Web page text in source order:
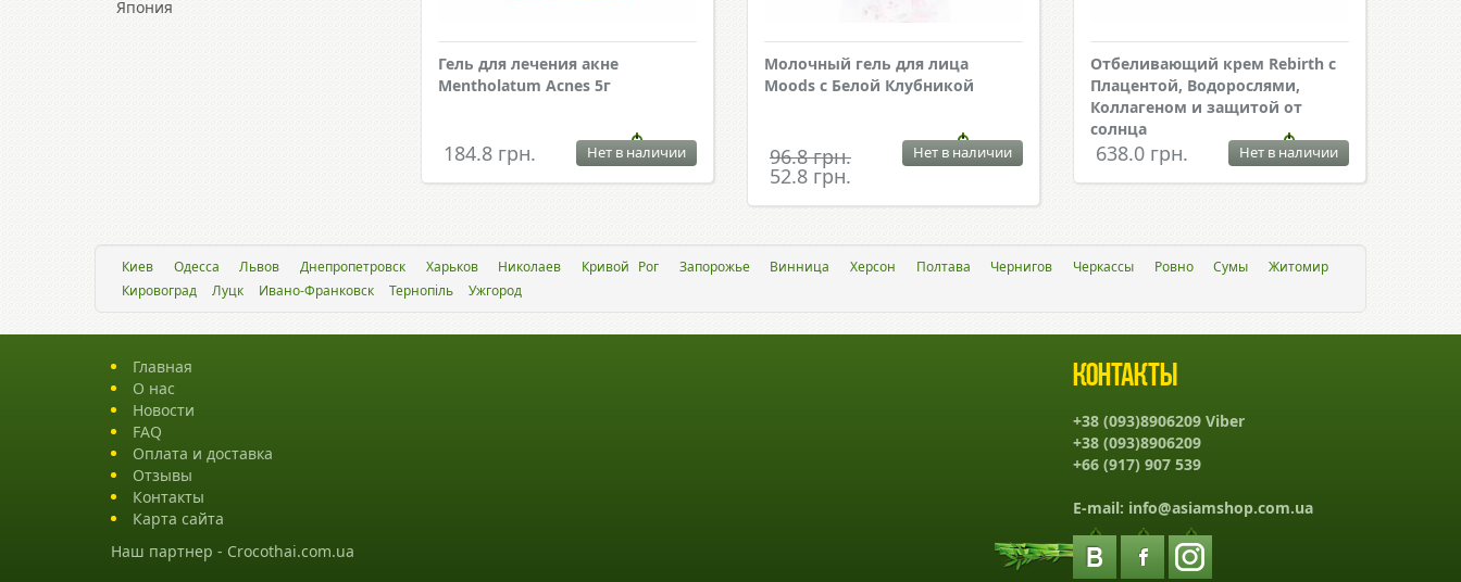
Япония
Гель для лечения акне
Mentholatum Acnes 5г
184.8 грн. Нет в наличии
Молочный гель для лица
Moods с Белой Клубникой
96.8 грн.
52.8 грн.
Нет в наличии
Отбеливающий крем Rebirth с
Плацентой, Водорослями,
Коллагеном и защитой от
солнца
638.0 грн. Нет в наличии
Киев Одесса Львов Днепропетровск Харьков Николаев Кривой Рог Запорожье Винница Херсон Полтава Чернигов Черкассы Ровно Сумы
Житомир
Кировоград
Луцк Ивано-Франковск Тернопіль Ужгород
Главная
О нас
Новости
FAQ
Оплата и доставка
Отзывы
Контакты
Карта сайта
Наш партнер - Crocothai.com.ua
Контакты
+38 (093)8906209 Viber
+38 (093)8906209
+66 (917) 907 539
E-mail: info@asiamshop.com.ua